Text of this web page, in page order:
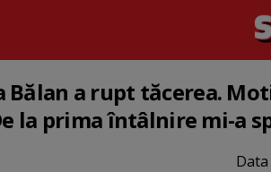
Bălan a rupt tăcerea.
la prima întâlnire mi-a